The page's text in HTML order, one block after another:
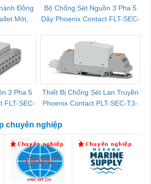
Đồng
Mới,
Bộ Chống Sét Nguồn 3 Pha 5
Dây Phoenix Contact FLT-SEC-
3 Pha 5
FLT-SEC-
Thiết Bị Chống Sét Lan Truyền
Phoenix Contact PLT-SEC-T3-
chuyên nghiệp